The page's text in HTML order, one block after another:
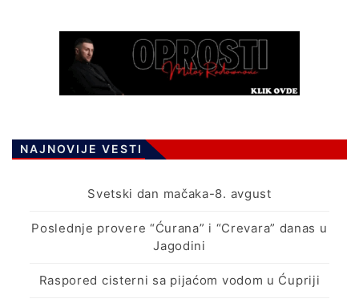
NAJNOVIJE VESTI
Svetski dan mačaka-8. avgust
Poslednje provere “Ćurana” i “Crevara” danas u
Jagodini
Raspored cisterni sa pijaćom vodom u Ćupriji